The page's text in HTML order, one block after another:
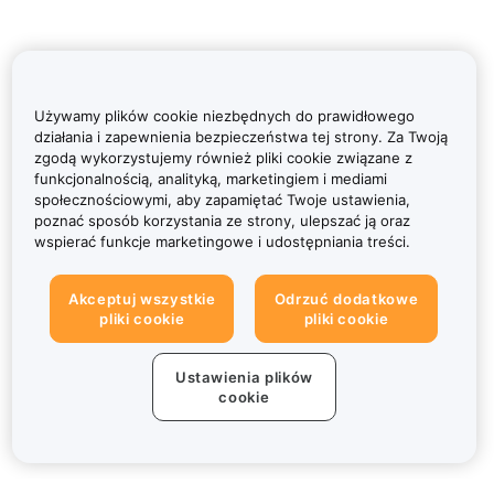
Używamy plików cookie niezbędnych do prawidłowego
działania i zapewnienia bezpieczeństwa tej strony. Za Twoją
zgodą wykorzystujemy również pliki cookie związane z
funkcjonalnością, analityką, marketingiem i mediami
społecznościowymi, aby zapamiętać Twoje ustawienia,
poznać sposób korzystania ze strony, ulepszać ją oraz
wspierać funkcje marketingowe i udostępniania treści.
Akceptuj wszystkie
pliki cookie
Odrzuć dodatkowe
pliki cookie
Ustawienia plików
cookie